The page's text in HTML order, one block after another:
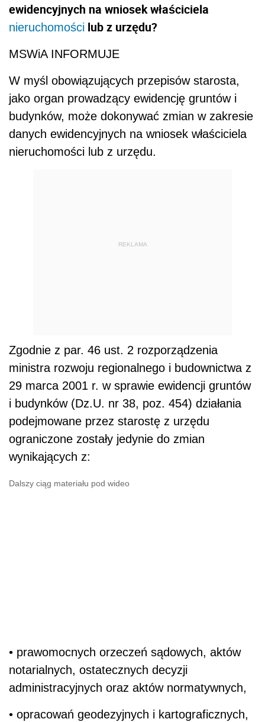
ewidencyjnych na wniosek właściciela
nieruchomości lub z urzędu?
MSWiA INFORMUJE
W myśl obowiązujących przepisów starosta,
jako organ prowadzący ewidencję gruntów i
budynków, może dokonywać zmian w zakresie
danych ewidencyjnych na wniosek właściciela
nieruchomości lub z urzędu.
REKLAMA
Zgodnie z par. 46 ust. 2 rozporządzenia
ministra rozwoju regionalnego i budownictwa z
29 marca 2001 r. w sprawie ewidencji gruntów
i budynków (Dz.U. nr 38, poz. 454) działania
podejmowane przez starostę z urzędu
ograniczone zostały jedynie do zmian
wynikających z:
Dalszy ciąg materiału pod wideo
• prawomocnych orzeczeń sądowych, aktów
notarialnych, ostatecznych decyzji
administracyjnych oraz aktów normatywnych,
• opracowań geodezyjnych i kartograficznych,